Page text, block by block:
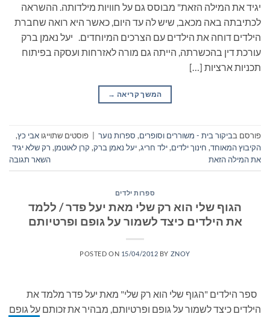
יגיד את המילה הזאת" מבוסס גם על חוויות מילדותה. ההשראה
לכתיבתה באה מכאב, שיש לה עד היום, כאשר היא רואה שחברת
הילדים דוחה את הילדים עם הצרכים המיוחדים. יעל נאמן ברק
עורכת דין בהכשרתה, הייתה גם מורה לאזרחות ועסקה בפיתוח
תכניות ארציות […]
המשך קריאה →
פורסם בביקור בית - משוררים וסופרים, ספרות נוער פוסטים שתוייגו אבי כץ,
הקיבוץ המאוחד, חינוך ילדים,ילד חריג,יעל נאמן ברק, קרן לאוטמן, רק שלא יגיד
את המילה הזאת
השאר תגובה
ספרות ילדים
הגוף שלי הוא רק שלי מאת יעל פדר / ללמד
את הילדים כיצד לשמור על גופם ופרטיותם
POSTED ON 15/04/2012 BY ZNOY
ספר הילדים "הגוף שלי הוא רק שלי" מאת יעל פדר מלמד את
הילדים כיצד לשמור על גופם ופרטיותם, מבהיר את זכותם על גופם